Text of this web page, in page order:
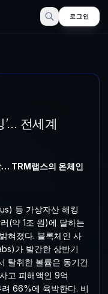
로그인
’… 전세계
TRM랩스의 온체인
등 가상자산 해킹
(약 1조 원)에 달하는
혀졌다. 블록체인 사
가 발간한 상반기
탈취한 볼륨은 동기간
고 피해액인 9억
66%에 육박한다. 비